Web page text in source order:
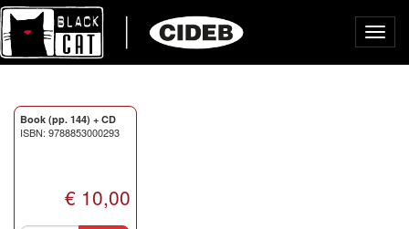
Book (pp. 144) + CD
ISBN: 9788853000293
€ 10,00